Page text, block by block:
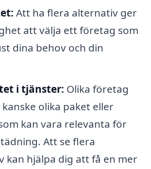
Att ha flera alternativ ger
att välja ett företag som
dina behov och din
i tjänster: Olika företag
olika paket eller
kan vara relevanta för
Att se flera
kan hjälpa dig att få en mer